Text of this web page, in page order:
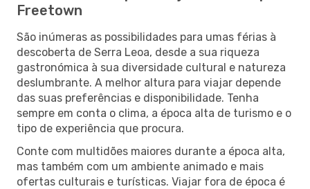
Freetown
São inúmeras as possibilidades para umas férias à
descoberta de Serra Leoa, desde a sua riqueza
gastronómica à sua diversidade cultural e natureza
deslumbrante. A melhor altura para viajar depende
das suas preferências e disponibilidade. Tenha
sempre em conta o clima, a época alta de turismo e o
tipo de experiência que procura.
Conte com multidões maiores durante a época alta,
mas também com um ambiente animado e mais
ofertas culturais e turísticas. Viajar fora de época é